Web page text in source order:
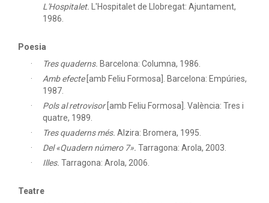
L'Hospitalet.
L'Hospitalet de Llobregat: Ajuntament,
1986.
Poesia
Tres quaderns. Barcelona: Columna, 1986.
Amb efecte [amb Feliu Formosa]. Barcelona: Empúries,
1987.
Pols al retrovisor [amb Feliu Formosa]. València: Tres i
quatre, 1989.
Tres quaderns més. Alzira: Bromera, 1995.
Del «Quadern número 7». Tarragona: Arola, 2003.
Illes. Tarragona: Arola, 2006.
Teatre